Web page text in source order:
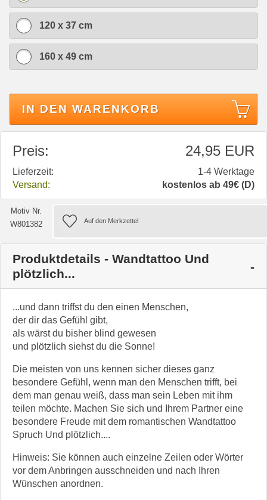
120 x 37 cm
160 x 49 cm
IN DEN WARENKORB
Preis: 24,95 EUR
Lieferzeit:
1-4 Werktage
Versand:
kostenlos ab 49€ (D)
Motiv Nr.
W801382
Produktdetails - Wandtattoo Und
plötzlich...
...und dann triffst du den einen Menschen,
der dir das Gefühl gibt,
als wärst du bisher blind gewesen
und plötzlich siehst du die Sonne!
Die meisten von uns kennen sicher dieses ganz
besondere Gefühl, wenn man den Menschen trifft, bei
dem man genau weiß, dass man sein Leben mit ihm
teilen möchte. Machen Sie sich und Ihrem Partner eine
besondere Freude mit dem romantischen Wandtattoo
Spruch Und plötzlich....
Hinweis: Sie können auch einzelne Zeilen oder Wörter
vor dem Anbringen ausschneiden und nach Ihren
Wünschen anordnen.